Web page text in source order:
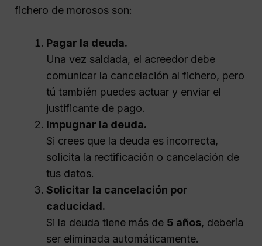
fichero de morosos son:
Pagar la deuda.
Una vez saldada, el acreedor debe
comunicar la cancelación al fichero, pero
tú también puedes actuar y enviar el
justificante de pago.
Impugnar la deuda.
Si crees que la deuda es incorrecta,
solicita la rectificación o cancelación de
tus datos.
Solicitar la cancelación por
caducidad.
Si la deuda tiene más de 5 años, debería
ser eliminada automáticamente.